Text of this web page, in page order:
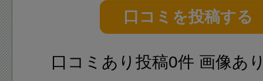
口コミを投稿する
口コミあり投稿0件 画像あ